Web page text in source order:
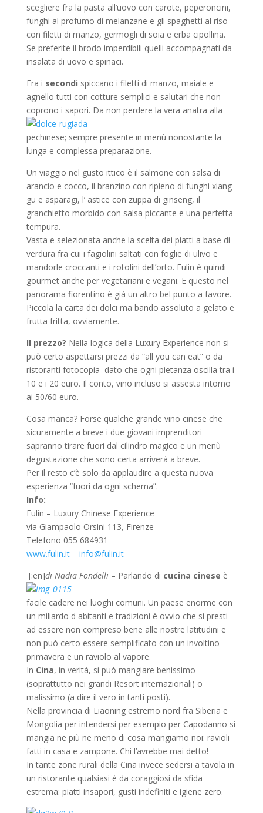
scegliere fra la pasta all’uovo con carote, peperoncini,
funghi al profumo di melanzane e gli spaghetti al riso
con filetti di manzo, germogli di soia e erba cipollina.
Se preferite il brodo imperdibili quelli accompagnati da
insalata di uovo e spinaci.
Fra i secondi spiccano i filetti di manzo, maiale e
agnello tutti con cotture semplici e salutari che non
coprono i sapori. Da non perdere la vera anatra alla
pechinese; sempre presente in menù nonostante la
lunga e complessa preparazione.
Un viaggio nel gusto ittico è il salmone con salsa di
arancio e cocco, il branzino con ripieno di funghi xiang
gu e asparagi, l’ astice con zuppa di ginseng, il
granchietto morbido con salsa piccante e una perfetta
tempura.
Vasta e selezionata anche la scelta dei piatti a base di
verdura fra cui i fagiolini saltati con foglie di ulivo e
mandorle croccanti e i rotolini dell’orto. Fulin è quindi
gourmet anche per vegetariani e vegani. E questo nel
panorama fiorentino è già un altro bel punto a favore.
Piccola la carta dei dolci ma bando assoluto a gelato e
frutta fritta, ovviamente.
Il prezzo? Nella logica della Luxury Experience non si
può certo aspettarsi prezzi da “all you can eat” o da
ristoranti fotocopia dato che ogni pietanza oscilla tra i
10 e i 20 euro. Il conto, vino incluso si assesta intorno
ai 50/60 euro.
Cosa manca? Forse qualche grande vino cinese che
sicuramente a breve i due giovani imprenditori
sapranno tirare fuori dal cilindro magico e un menù
degustazione che sono certa arriverà a breve.
Per il resto c’è solo da applaudire a questa nuova
esperienza “fuori da ogni schema”.
Info:
Fulin – Luxury Chinese Experience
via Giampaolo Orsini 113, Firenze
Telefono 055 684931
www.fulin.it– info@fulin.it
[:en]di Nadia Fondelli– Parlando di cucina cinese è
facile cadere nei luoghi comuni. Un paese enorme con
un miliardo d abitanti e tradizioni è ovvio che si presti
ad essere non compreso bene alle nostre latitudini e
non può certo essere semplificato con un involtino
primavera e un raviolo al vapore.
In Cina, in verità, si può mangiare benissimo
(soprattutto nei grandi Resort internazionali) o
malissimo (a dire il vero in tanti posti).
Nella provincia di Liaoning estremo nord fra Siberia e
Mongolia per intendersi per esempio per Capodanno si
mangia ne più ne meno di cosa mangiamo noi: ravioli
fatti in casa e zampone. Chi l’avrebbe mai detto!
In tante zone rurali della Cina invece sedersi a tavola in
un ristorante qualsiasi è da coraggiosi da sfida
estrema: piatti insapori, gusti indefiniti e igiene zero.